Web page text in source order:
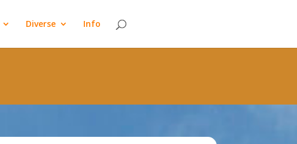
too early. This is usually an indicator for some code in the plugin or
Diverse Info